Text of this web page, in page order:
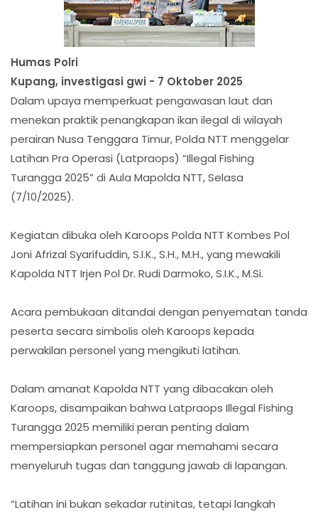
Humas Polri
Kupang, investigasi gwi - 7 Oktober 2025
Dalam upaya memperkuat pengawasan laut dan
menekan praktik penangkapan ikan ilegal di wilayah
perairan Nusa Tenggara Timur, Polda NTT menggelar
Latihan Pra Operasi (Latpraops) “Illegal Fishing
Turangga 2025” di Aula Mapolda NTT, Selasa
(7/10/2025).
Kegiatan dibuka oleh Karoops Polda NTT Kombes Pol
Joni Afrizal Syarifuddin, S.I.K., S.H., M.H., yang mewakili
Kapolda NTT Irjen Pol Dr. Rudi Darmoko, S.I.K., M.Si.
Acara pembukaan ditandai dengan penyematan tanda
peserta secara simbolis oleh Karoops kepada
perwakilan personel yang mengikuti latihan.
Dalam amanat Kapolda NTT yang dibacakan oleh
Karoops, disampaikan bahwa Latpraops Illegal Fishing
Turangga 2025 memiliki peran penting dalam
mempersiapkan personel agar memahami secara
menyeluruh tugas dan tanggung jawab di lapangan.
“Latihan ini bukan sekadar rutinitas, tetapi langkah